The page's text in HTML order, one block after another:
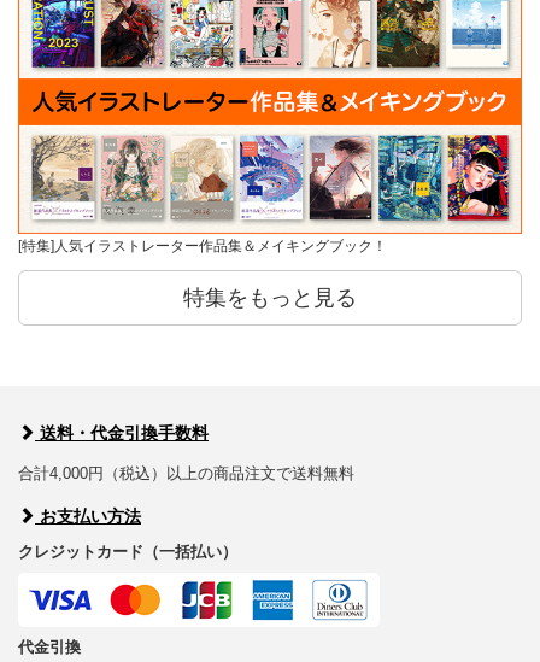
[特集]人気イラストレーター作品集＆メイキングブック！
特集をもっと見る
送料・代金引換手数料
合計4,000円（税込）以上の商品注文で送料無料
お支払い方法
クレジットカード（一括払い）
代金引換